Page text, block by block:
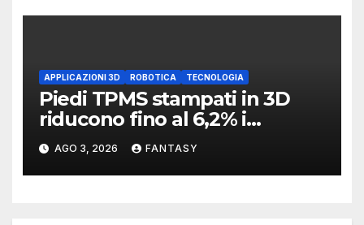
APPLICAZIONI 3D ROBOTICA TECNOLOGIA
Piedi TPMS stampati in 3D
riducono fino al 6,2% i
consumi di un robot
quadrupede
AGO 3, 2026 FANTASY